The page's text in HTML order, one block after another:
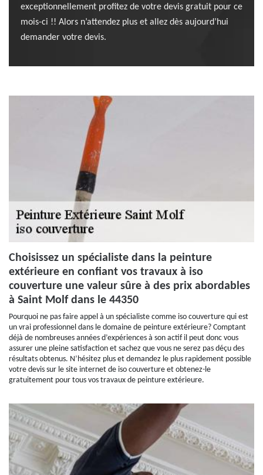
exceptionnellement profitez de votre devis gratuit pour ce
mois-ci !! Alors n’attendez plus et allez dès aujourd’hui
demander votre devis.
Choisissez un spécialiste dans la peinture
extérieure en confiant vos travaux à iso
couverture une valeur sûre à des prix abordables
à Saint Molf dans le 44350
Pourquoi ne pas faire appel à un spécialiste comme iso couverture qui est
un vrai professionnel dans le domaine de peinture extérieure? Comptant
déjà de nombreuses années d’expériences à son actif il peut donc vous
assurer une pleine satisfaction et sachez que vous ne serez pas déçu des
résultats obtenus. N’hésitez plus et demandez le plus rapidement possible
votre devis sur le site internet de iso couverture et obtenez-le
gratuitement pour tous vos travaux de peinture extérieure.